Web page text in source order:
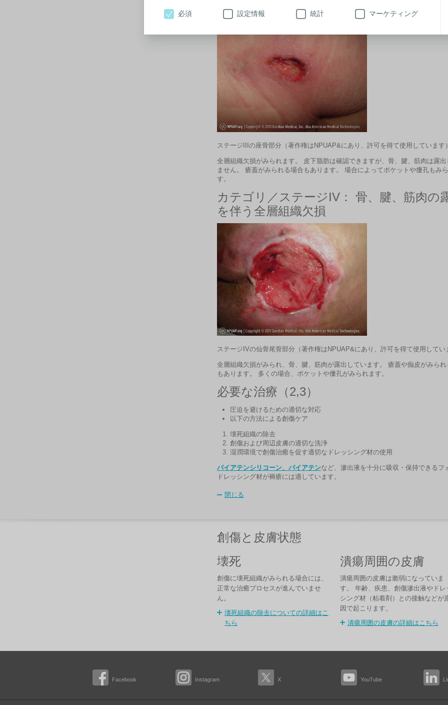
必須 設定情報 統計 マーケティング
皮膚欠損
ステージIIIの座骨部分（著作権はNPUAP&にあり、許可を得て使用しています）
全層組織欠損がみられます。 皮下脂肪は確認できますが、骨、腱、筋肉は露出
ません。 瘡蓋がみられる場合もあります。 場合によってポケットや瘻孔もみ
す。
カテゴリ／ステージIV： 骨、腱、筋肉の
を伴う全層組織欠損
ステージIVの仙骨尾骨部分（著作権はNPUAP&にあり、許可を得て使用してい
全層組織欠損がみられ、骨、腱、筋肉が露出しています。 瘡蓋や痂皮がみられ
もあります。 多くの場合、ポケットや瘻孔がみられます。
必要な治療（2,3）
圧迫を避けるための適切な対応
以下の方法による創傷ケア
壊死組織の除去
創傷および周辺皮膚の適切な洗浄
湿潤環境で創傷治癒を促す適切なドレッシング材の使用
バイアテンシリコーン、バイアテンなど、滲出液を十分に吸収・保持できるフ
ドレッシング材が褥瘡には適しています。
閉じる
創傷と皮膚状態
壊死
創傷に壊死組織がみられる場合には、
正常な治癒プロセスが進んでいませ
ん。
壊死組織の除去についての詳細はこ
ちら
潰瘍周囲の皮膚
潰瘍周囲の皮膚は脆弱になっていま
す。 年齢、疾患、創傷滲出液やドレ
シング材（粘着剤）との接触などが
因で起こります。
潰瘍周囲の皮膚の詳細はこちら
Facebook Instagram X YouTube